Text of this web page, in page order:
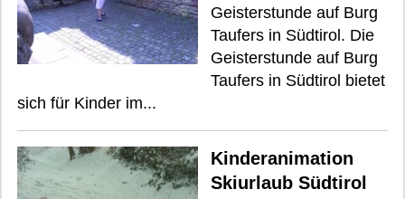
Geisterstunde auf Burg
Taufers in Südtirol. Die
Geisterstunde auf Burg
Taufers in Südtirol bietet
sich für Kinder im...
Kinderanimation
Skiurlaub Südtirol